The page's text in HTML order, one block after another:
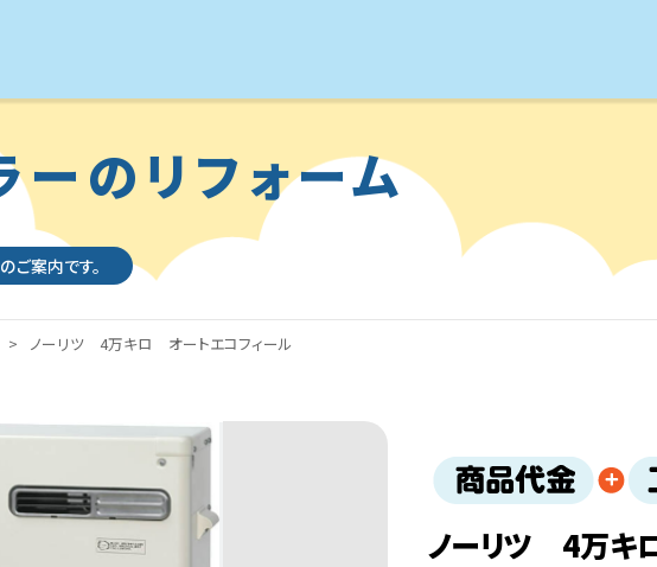
ーのリフォーム
ご案内です。
> ノーリツ 4万キロ オートエコフィール
ノーリツ 4万キ